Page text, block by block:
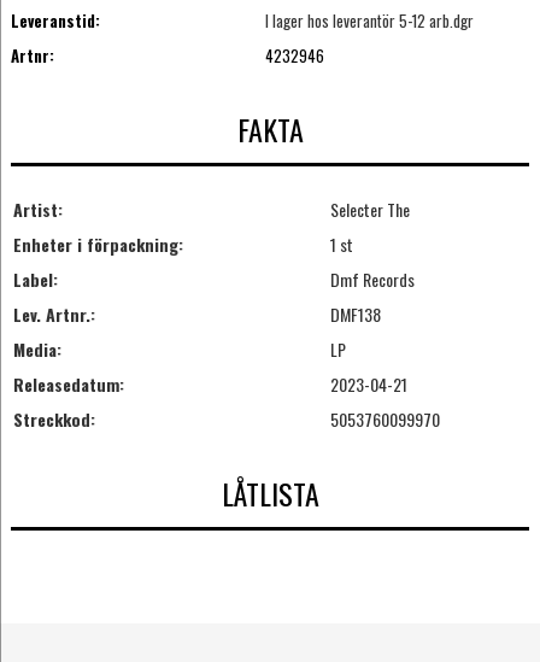
Leveranstid:
I lager hos leverantör 5-12 arb.dgr
Artnr:
4232946
FAKTA
Artist:
Selecter The
Enheter i förpackning:
1 st
Label:
Dmf Records
Lev. Artnr.:
DMF138
Media:
LP
Releasedatum:
2023-04-21
Streckkod:
5053760099970
LÅTLISTA